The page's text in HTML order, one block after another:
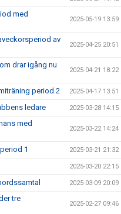
med
2025-05-19 13:59
av
2025-04-25 20:51
drar igång nu
2025-04-21 18:22
period 2 2025-04-17 13:51
ledare 2025-03-28 14:15
med
2025-03-22 14:24
1 2025-03-21 21:32
2025-03-20 22:15
2025-03-09 20:09
tre
2025-02-27 09:46